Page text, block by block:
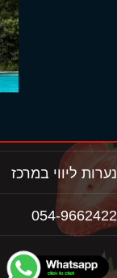
נערות ליווי במרכז
054-9662422